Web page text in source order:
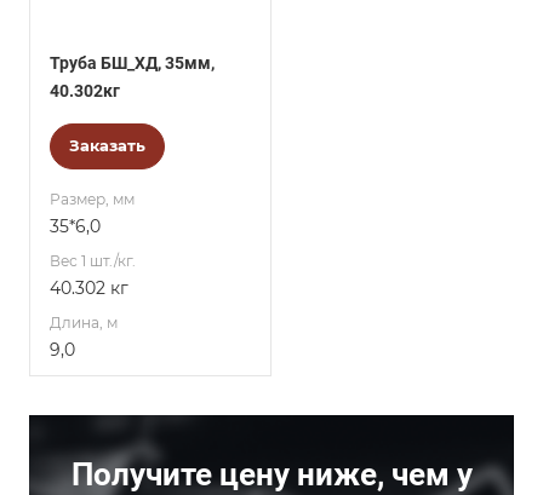
Труба БШ_ХД, 35мм,
40.302кг
Заказать
Размер, мм
35*6,0
Вес 1 шт./кг.
40.302 кг
Длина, м
9,0
Получите цену ниже, чем у